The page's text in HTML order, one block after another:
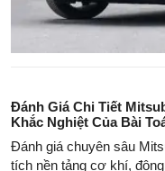
Đánh Giá Chi Tiết
Khắc Nghiệt Của Bài
Đánh giá chuyên sâu
tích nền tảng cơ khí,